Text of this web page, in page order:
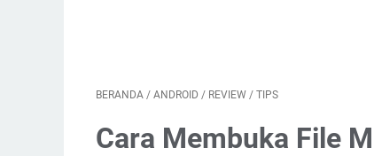
BERANDA / ANDROID / REVIEW / TIPS
Cara Membuka File